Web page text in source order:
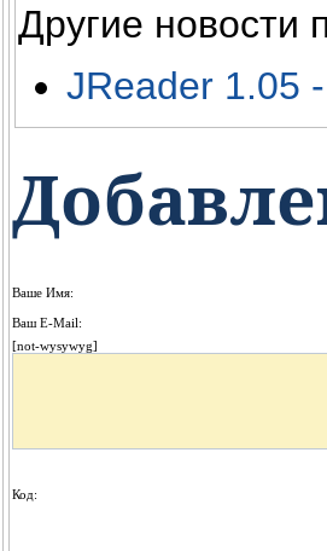
Другие новости
JReader 1.05
Ваше Имя:
Ваш E-Mail:
[not-wysywyg]
Код: